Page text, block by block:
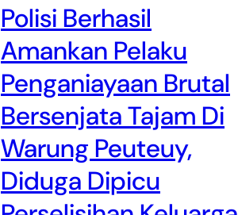
Polisi Berhasil
Amankan Pelaku
Penganiayaan Brutal
Bersenjata Tajam Di
Warung Peuteuy,
Diduga Dipicu